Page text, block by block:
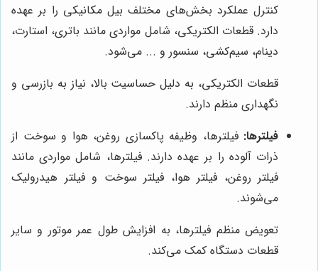
کنترل عملکرد بخش‌های مختلف بیل مکانیکی را بر عهده
دارد. قطعات الکتریکی، شامل مواردی مانند باتری، استارت،
دینام، سیم‌کشی، سنسور و ... می‌شود.
قطعات الکتریکی، به دلیل حساسیت بالا، نیاز به بازرسی و
نگهداری منظم دارند.
فیلترها: فیلترها، وظیفه پاکسازی روغن، هوا و سوخت از
ذرات آلوده را بر عهده دارند. فیلترها، شامل مواردی مانند
فیلتر روغن، فیلتر هوا، فیلتر سوخت و فیلتر هیدرولیک
می‌شوند.
تعویض منظم فیلترها، به افزایش طول عمر موتور و سایر
قطعات دستگاه کمک می‌کند.